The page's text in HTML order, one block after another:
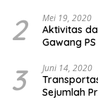
2 Mei 19, 2020
Aktivitas
Gawang
3 Juni 14, 2020
Sejumlah